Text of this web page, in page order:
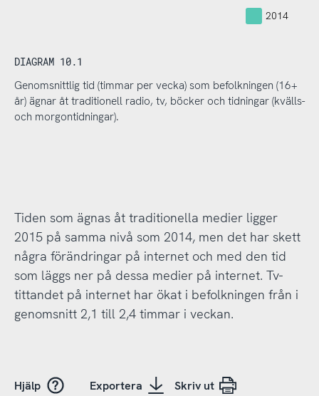
2014
DIAGRAM 10.1
Genomsnittlig tid (timmar per vecka) som befolkningen (16+
år) ägnar åt traditionell radio, tv, böcker och tidningar (kvälls-
och morgontidningar).
Tiden som ägnas åt traditionella medier ligger
2015 på samma nivå som 2014, men det har skett
några förändringar på internet och med den tid
som läggs ner på dessa medier på internet. Tv-
tittandet på internet har ökat i befolkningen från i
genomsnitt 2,1 till 2,4 timmar i veckan.
Hjälp Exportera Skriv ut